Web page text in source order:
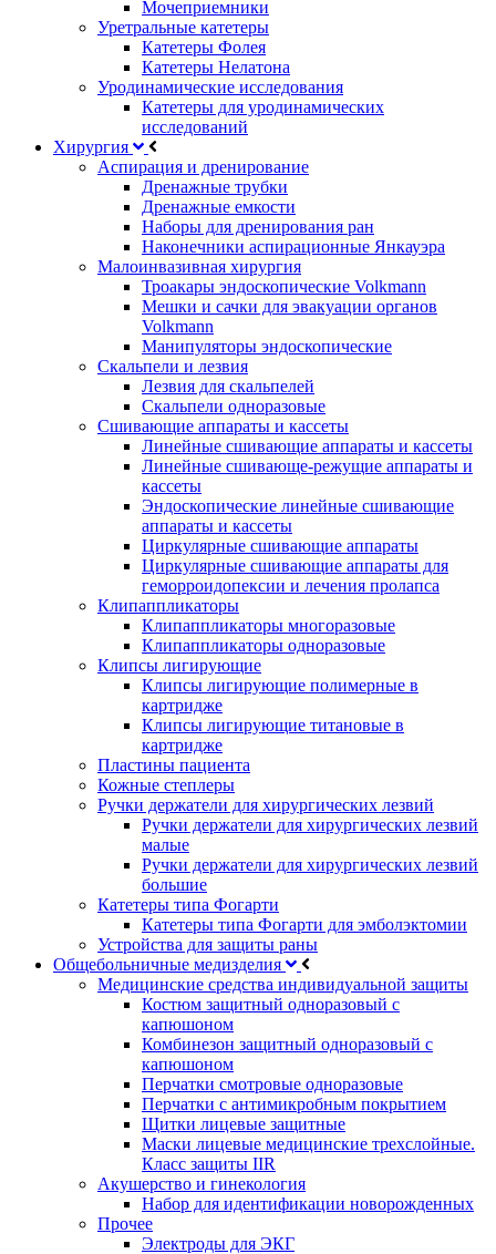
Мочеприемники
Уретральные катетеры
Катетеры Фолея
Катетеры Нелатона
Уродинамические исследования
Катетеры для уродинамических
исследований
Хирургия
Аспирация и дренирование
Дренажные трубки
Дренажные емкости
Наборы для дренирования ран
Наконечники аспирационные Янкауэра
Малоинвазивная хирургия
Троакары эндоскопические Volkmann
Мешки и сачки для эвакуации органов
Volkmann
Манипуляторы эндоскопические
Скальпели и лезвия
Лезвия для скальпелей
Скальпели одноразовые
Сшивающие аппараты и кассеты
Линейные сшивающие аппараты и кассеты
Линейные сшивающе-режущие аппараты и
кассеты
Эндоскопические линейные сшивающие
аппараты и кассеты
Циркулярные сшивающие аппараты
Циркулярные сшивающие аппараты для
геморроидопексии и лечения пролапса
Клипаппликаторы
Клипаппликаторы многоразовые
Клипаппликаторы одноразовые
Клипсы лигирующие
Клипсы лигирующие полимерные в
картридже
Клипсы лигирующие титановые в
картридже
Пластины пациента
Кожные степлеры
Ручки держатели для хирургических лезвий
Ручки держатели для хирургических лезвий
малые
Ручки держатели для хирургических лезвий
большие
Катетеры типа Фогарти
Катетеры типа Фогарти для эмболэктомии
Устройства для защиты раны
Общебольничные медизделия
Медицинские средства индивидуальной защиты
Костюм защитный одноразовый с
капюшоном
Комбинезон защитный одноразовый с
капюшоном
Перчатки смотровые одноразовые
Перчатки с антимикробным покрытием
Щитки лицевые защитные
Маски лицевые медицинские трехслойные.
Класс защиты IIR
Акушерство и гинекология
Набор для идентификации новорожденных
Прочее
Электроды для ЭКГ